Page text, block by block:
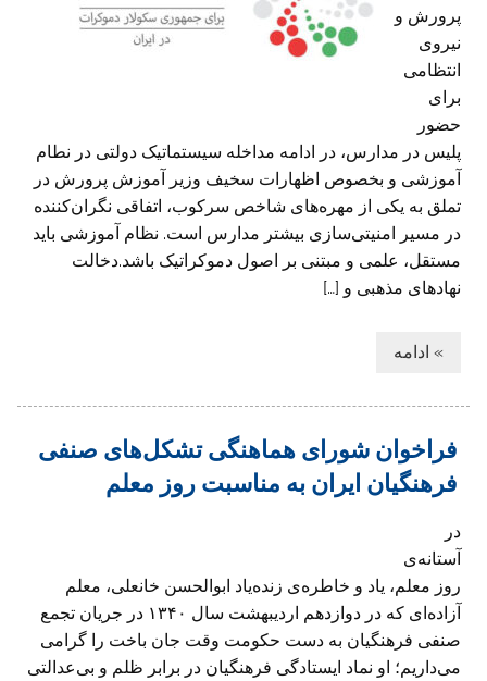
پرورش و
نیروی
انتظامی
برای
حضور
پلیس در مدارس، در ادامه مداخله سیستماتیک دولتی در نطام
آموزشی و بخصوص اظهارات سخیف وزیر آموزش پرورش در
تملق به یکی از مهره‌های شاخص سرکوب، اتفاقی نگران‌کننده
در مسیر امنیتی‌سازی بیشتر مدارس است. نظام آموزشی باید
مستقل، علمی و مبتنی بر اصول دموکراتیک باشد.دخالت
نهادهای مذهبی و […]
» ادامه
فراخوان شورای هماهنگی تشکل‌های صنفی
فرهنگیان ایران به مناسبت روز معلم
در
آستانه‌ی
روز معلم، یاد و خاطره‌ی زنده‌یاد ابوالحسن خانعلی، معلم
آزاده‌ای که در دوازدهم اردیبهشت سال ۱۳۴۰ در جریان تجمع
صنفی فرهنگیان به دست حکومت وقت جان باخت را گرامی
می‌داریم؛ او نماد ایستادگی فرهنگیان در برابر ظلم و بی‌عدالتی